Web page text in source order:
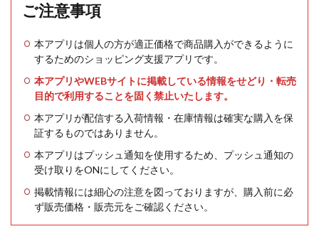
ご注意事項
本アプリは個人の方が適正価格で商品購入ができるように
するためのショッピング支援アプリです。
本アプリやWEBサイトに掲載している情報をせどり・転売
目的で利用することを固く禁止いたします。
本アプリが配信する入荷情報・在庫情報は確実な購入を保
証するものではありません。
本アプリはプッシュ通知を使用するため、プッシュ通知の
受け取りをONにしてください。
掲載情報には細心の注意を図っておりますが、購入前に必
ず販売価格・販売元をご確認ください。